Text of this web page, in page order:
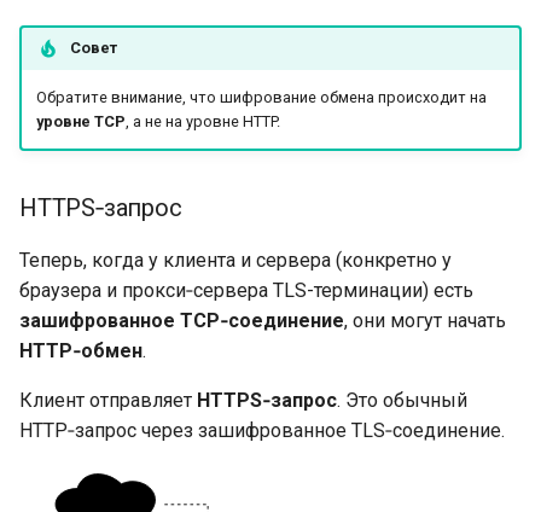
Совет
Обратите внимание, что шифрование обмена происходит на
уровне TCP, а не на уровне HTTP.
HTTPS‑запрос
Теперь, когда у клиента и сервера (конкретно у
браузера и прокси‑сервера TLS-терминации) есть
зашифрованное TCP‑соединение, они могут начать
HTTP‑обмен.
Клиент отправляет HTTPS‑запрос. Это обычный
HTTP‑запрос через зашифрованное TLS‑соединение.